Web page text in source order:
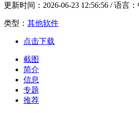
更新时间： 2026-06-23 12:56:56 / 语言：
类型： 其他软件
点击下载
截图
简介
信息
专题
推荐